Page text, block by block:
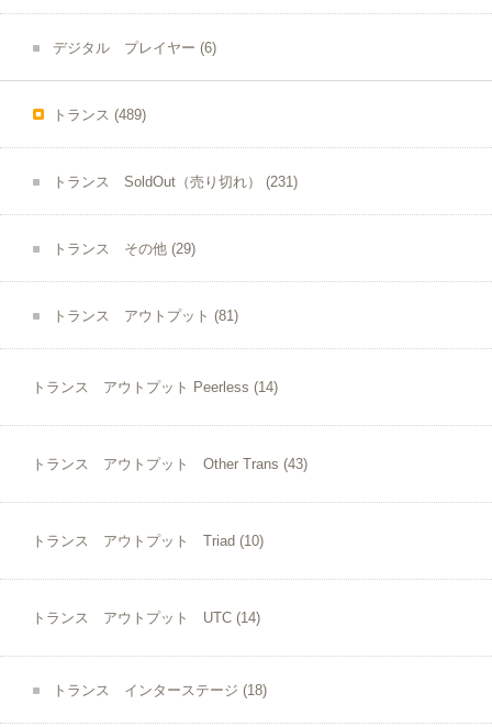
デジタル プレイヤー (6)
トランス (489)
トランス SoldOut（売り切れ） (231)
トランス その他 (29)
トランス アウトプット (81)
トランス アウトプット Peerless (14)
トランス アウトプット Other Trans (43)
トランス アウトプット Triad (10)
トランス アウトプット UTC (14)
トランス インターステージ (18)